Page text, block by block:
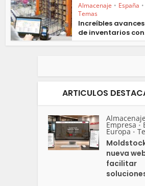
Almacenaje • España •
Temas
Increíbles
de inventarios
ARTICULOS
Almacenaje
Empresa •
Europa •
nueva
facilitar